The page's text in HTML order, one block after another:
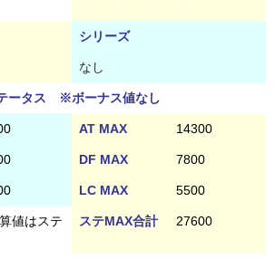
シリーズ
なし
ータス ※ボーナス値なし
AT MAX 14300
DF MAX 7800
LC MAX 5500
値はステ
ステMAX合計 27600